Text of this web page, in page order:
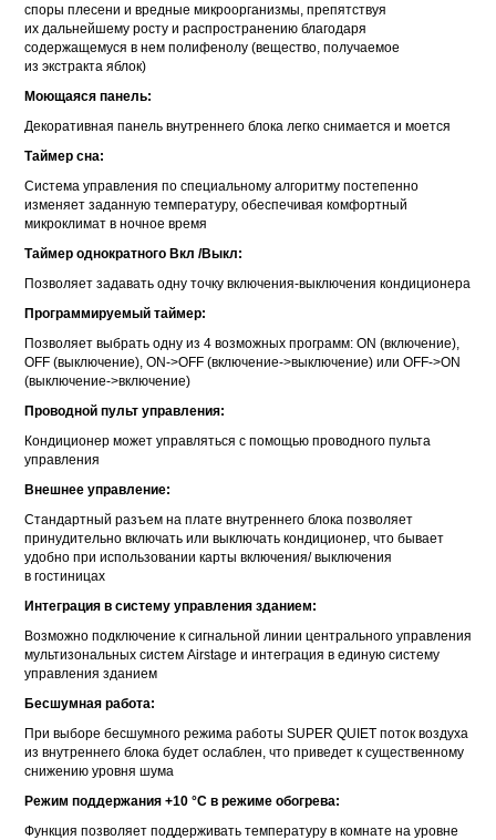
споры плесени и вредные микроорганизмы, препятствуя
их дальнейшему росту и распространению благодаря
содержащемуся в нем полифенолу (вещество, получаемое
из экстракта яблок)
Моющаяся панель:
Декоративная панель внутреннего блока легко снимается и моется
Таймер сна:
Система управления по специальному алгоритму постепенно
изменяет заданную температуру, обеспечивая комфортный
микроклимат в ночное время
Таймер однократного Вкл /Выкл:
Позволяет задавать одну точку включения-выключения кондиционера
Программируемый таймер:
Позволяет выбрать одну из 4 возможных программ: ON (включение),
OFF (выключение), ON->OFF (включение->выключение) или OFF->ON
(выключение->включение)
Проводной пульт управления:
Кондиционер может управляться с помощью проводного пульта
управления
Внешнее управление:
Стандартный разъем на плате внутреннего блока позволяет
принудительно включать или выключать кондиционер, что бывает
удобно при использовании карты включения/ выключения
в гостиницах
Интеграция в систему управления зданием:
Возможно подключение к сигнальной линии центрального управления
мультизональных систем Airstage и интеграция в единую систему
управления зданием
Бесшумная работа:
При выборе бесшумного режима работы SUPER QUIET поток воздуха
из внутреннего блока будет ослаблен, что приведет к существенному
снижению уровня шума
Режим поддержания +10 °С в режиме обогрева:
Функция позволяет поддерживать температуру в комнате на уровне